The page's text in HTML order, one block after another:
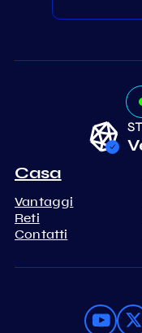
Casa
Vantaggi
Reti
Contatti